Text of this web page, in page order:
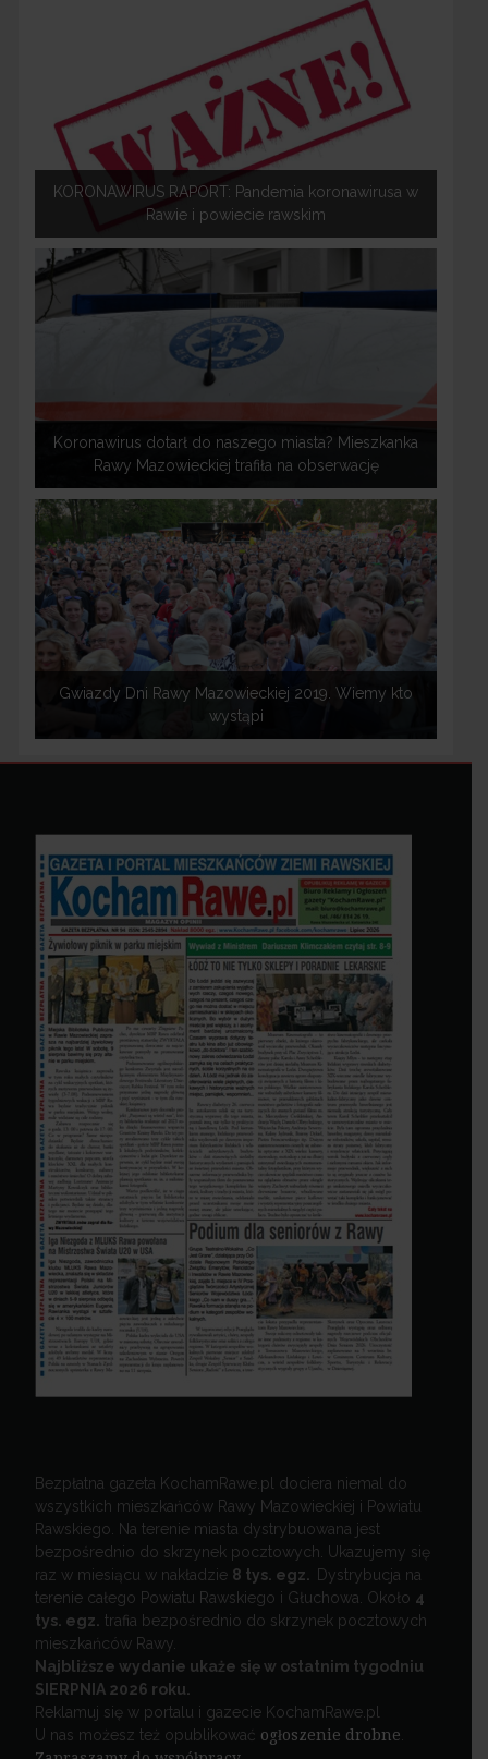
KORONAWIRUS RAPORT: Pandemia koronawirusa w
Rawie i powiecie rawskim
Koronawirus dotarł do naszego miasta? Mieszkanka
Rawy Mazowieckiej trafiła na obserwację
Gwiazdy Dni Rawy Mazowieckiej 2019. Wiemy kto
wystąpi
Bezpłatna gazeta KochamRawe.pl dociera niemal do
wszystkich mieszkańców Rawy Mazowieckiej i Powiatu
Rawskiego. Na terenie miasta dystrybuowana jest
bezpośrednio do skrzynek pocztowych. Ukazujemy się
raz w miesiącu w nakładzie 8 tys. egz. Dystrybucja na
terenie całego Powiatu Rawskiego i Głuchowa. Około 4
tys. egz. trafia bezpośrednio do skrzynek pocztowych
mieszkańców Rawy.
Najbliższe wydanie ukaże się w ostatnim tygodniu
SIERPNIA 2026 roku.
Reklamuj się w portalu i gazecie KochamRawe.pl
U nas możesz też opublikować ogłoszenie drobne.